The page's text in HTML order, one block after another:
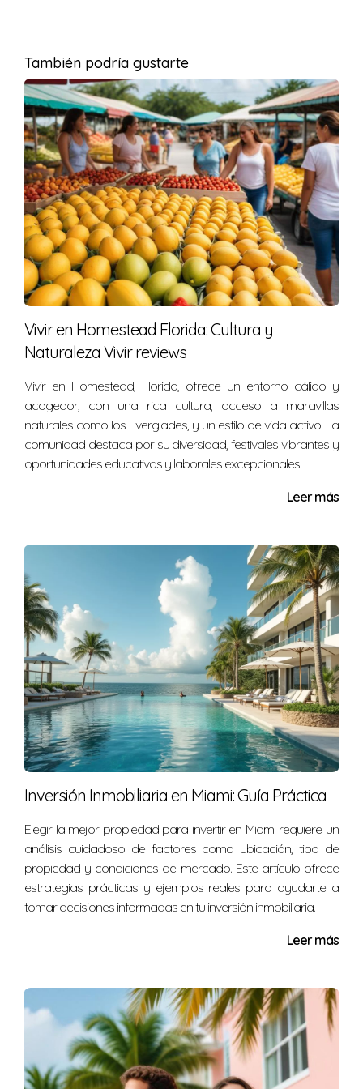
Los extranjeros tienen acceso a varios tipos de
hipotecas, que se ajustan a diferentes necesidades y
circunstancias financieras. Algunos de los tipos más
comunes son:
Hipotecas Convencionales:Estas son
proporcionadas por prestamistas privados y
suelen tener tasas de interés competitivas. Sin
embargo, requieren un buen perfil crediticio y un
pago inicial considerable.
Hipotecas FHA:La Administración Federal de
Vivienda (FHA) proporciona préstamos con un
restricciones y es más difícil acceder a ellas como
extranjero.
programas específicos para extranjeros, que
podrían ofrecer términos más flexibles y procesos
simplificados.
PROCESO DE SOLICITUD
El proceso de solicitud de una hipoteca para un
pasos. A continuación, se presenta un breve resumen de
las etapas involucradas:
Evaluación Financiera:
Analice su situación
financiera, incluyendo ahorros, ingresos y gastos
mensuales.
Documentación:Reúna toda la documentación
requerida, como identificaciones, pruebas de
ingresos y estado financiero.
Investigación de Prestamistas:Investigue y
compare diferentes prestamistas para encontrar
la mejor opción que se adapte a sus necesidades.
Solicitud de Préstamo:Complete la solicitud de
hipoteca, proporcionando la documentación
necesaria para el análisis del prestamista.
Evaluación y Aprobación: El prestamista evaluará
su solicitud, lo que puede incluir una verificación de
crédito y la valoración de la propiedad.
Cierre del Préstamo:Una vez aprobada, procederá
a firmar todos los documentos necesarios y
completar el proceso de cierre.
Para ilustrar cómo los extranjeros pueden navegar el
proceso de obtención de hipotecas en Estados Unidos,
consideremos tres casos exitosos que resaltan
diferentes enfoques.
También podría gustarte
Vivir en Homestead Florida: Cultura y
Naturaleza Vivir reviews
Vivir en Homestead, Florida, ofrece un entorno cálido y
acogedor, con una rica cultura, acceso a maravillas
naturales como los Everglades, y un estilo de vida activo. La
comunidad destaca por su diversidad, festivales vibrantes y
oportunidades educativas y laborales excepcionales.
Leer más
Inversión Inmobiliaria en Miami: Guía Práctica
Elegir la mejor propiedad para invertir en Miami requiere un
análisis cuidadoso de factores como ubicación, tipo de
propiedad y condiciones del mercado. Este artículo ofrece
estrategias prácticas y ejemplos reales para ayudarte a
tomar decisiones informadas en tu inversión inmobiliaria.
Leer más